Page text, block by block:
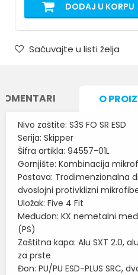
DODAJ U KORPU
Sačuvajte u listi želja
O
Nivo zaštite: S3S FO SR ESD
Serija: Skipper
Šifra artikla: 94557-01L
Gornjište: Kombinacija
Postava: Trodimenzionalna
dvoslojni protivklizni
Uložak: Five 4 Fit
Međuđon: KX nemetalni
(PS)
Zaštitna kapa: Alu SXT 2.0,
za prste
Đon: PU/PU ESD-PLUS SRC,